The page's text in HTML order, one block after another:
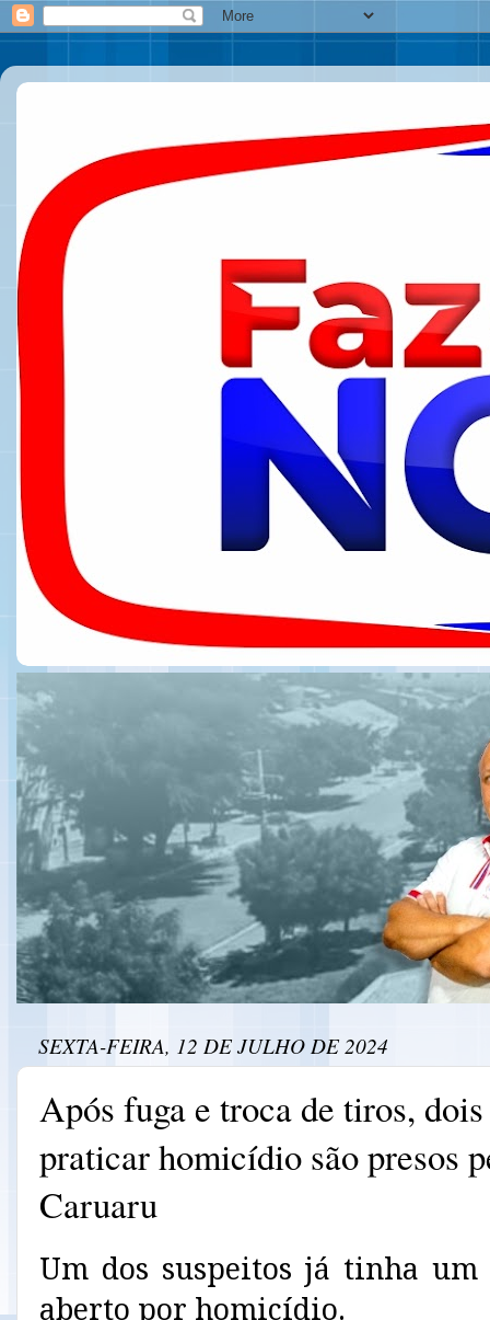
SEXTA-FEIRA, 12 DE JULHO DE 2024
Após fuga e troca de tiros,
praticar homicídio são presos
Caruaru
Um dos suspeitos já tinha
aberto por homicídio.